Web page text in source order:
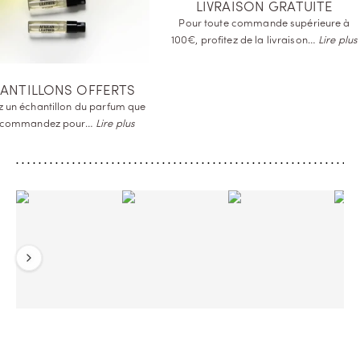
OFFERTS
un échantillon du parfum que
pour… Lire plus
LIVRAISON GRATUITE
Pour toute commande supérieure à
100€, profitez de la
livraison… Lire plus
Précédent
Suivant